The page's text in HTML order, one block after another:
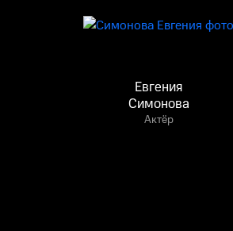
Евгения
Симонова
Актёр